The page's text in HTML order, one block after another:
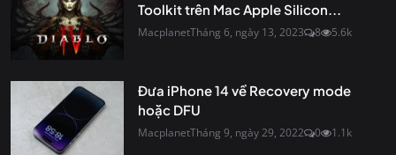
Toolkit trên Mac Apple Silicon...
MacplanetTháng 6, ngày 13, 2023 8 5.6k
Đưa iPhone 14 về Recovery mode
hoặc DFU
MacplanetTháng 9, ngày 29, 2022 0 1.1k